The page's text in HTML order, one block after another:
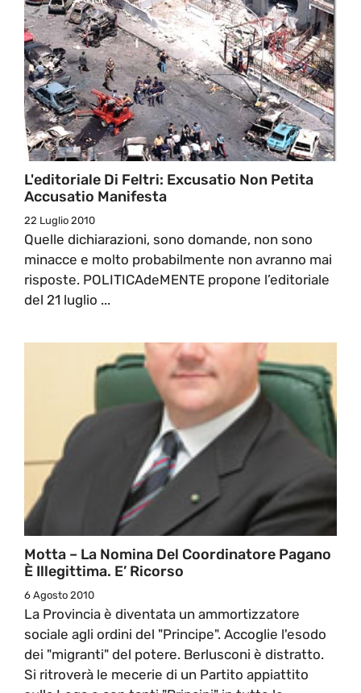
L'editoriale Di Feltri: Excusatio Non Petita
Accusatio Manifesta
22 Luglio 2010
Quelle dichiarazioni, sono domande, non sono
minacce e molto probabilmente non avranno mai
risposte. POLITICAdeMENTE propone l’editoriale
del 21 luglio ...
Motta – La Nomina Del Coordinatore Pagano
È Illegittima. E’ Ricorso
6 Agosto 2010
La Provincia è diventata un ammortizzatore
sociale agli ordini del "Principe". Accoglie l'esodo
dei "migranti" del potere. Berlusconi è distratto.
Si ritroverà le mecerie di un Partito appiattito